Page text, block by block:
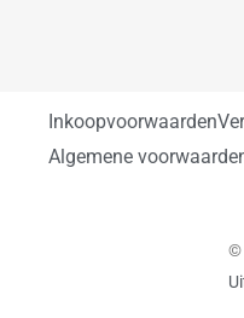
Inkoopvoorwaarden
Algemene
©